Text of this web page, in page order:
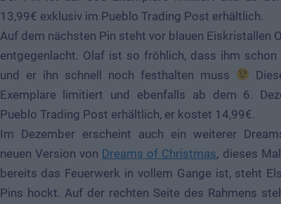
13,99€ exklusiv im Pueblo Trading Post erhältlich.
Auf dem nächsten Pin steht vor blauen Eiskristallen
entgegenlacht. Olaf ist so fröhlich, dass ihm
und er ihn schnell noch festhalten muss
Exemplare limitiert und ebenfalls ab dem 6.
Pueblo Trading Post erhältlich, er kostet 14,99€.
Im Dezember erscheint auch ein weiterer
neuen Version von Dreams of Christmas, dieses
bereits das Feuerwerk in vollem Gange ist, steht
Pins hockt. Auf der rechten Seite des Rahmens